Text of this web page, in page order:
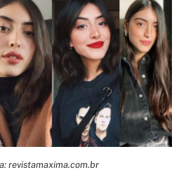
revistamaxima.com.br